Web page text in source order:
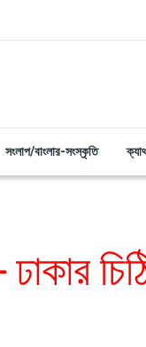
সংলাপ/বাংলার-সংস্কৃতি